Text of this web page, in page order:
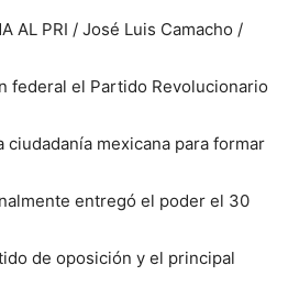
AL PRI / José Luis Camacho /
federal el Partido Revolucionario
ciudadanía mexicana para formar
entregó el poder el 30
de oposición y el principal